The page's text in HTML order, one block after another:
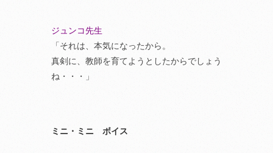
ジュンコ先生
「それは、本気になったから。
真剣に、教師を育てようとしたからでしょう
ね・・・」
ミニ・ミニ ボイス